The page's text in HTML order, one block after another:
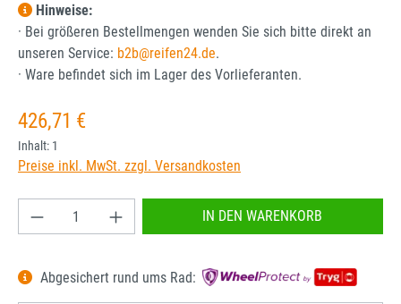
Hinweise:
· Bei größeren Bestellmengen wenden Sie sich bitte direkt an
unseren Service: b2b@reifen24.de.
· Ware befindet sich im Lager des Vorlieferanten.
Regulärer Preis:
426,71 €
Inhalt: 1
Preise inkl. MwSt. zzgl. Versandkosten
Produkt Anzahl: Gib den gewünschten Wert
IN DEN WARENKORB
Abgesichert rund ums Rad: